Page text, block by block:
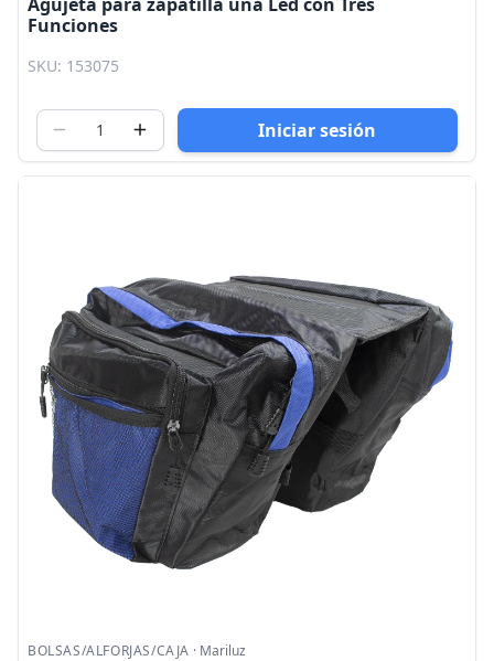
Agujeta para zapatilla una Led con Tres
Funciones
SKU: 153075
Iniciar sesión
BOLSAS/ALFORJAS/CAJA · Mariluz